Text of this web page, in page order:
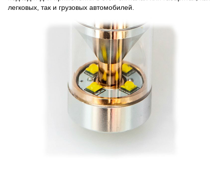
легковых, так и грузовых автомобилей.